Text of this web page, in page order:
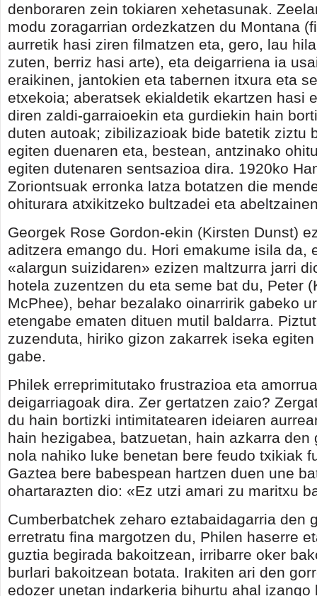
denboraren zein tokiaren xehetasunak.
modu zoragarrian ordezkatzen du Montana
aurretik hasi ziren filmatzen eta, gero, lau
zuten, berriz hasi arte), eta deigarriena ia
eraikinen, jantokien eta tabernen itxura eta
etxekoia; aberatsek ekialdetik ekartzen hasi
diren zaldi-garraioekin eta gurdiekin hain
duten autoak; zibilizazioak bide batetik ziztu
egiten duenaren eta, bestean, antzinako
egiten dutenaren sentsazioa dira. 1920ko
Zoriontsuak erronka latza botatzen die
ohiturara atxikitzeko bultzadei eta
Georgek Rose Gordon-ekin (Kirsten Dunst)
aditzera emango du. Hori emakume isila da,
«alargun suizidaren» ezizen maltzurra jarri
hotela zuzentzen du eta seme bat du, Peter
McPhee), behar bezalako oinarririk gabeko
etengabe ematen dituen mutil baldarra.
zuzenduta, hiriko gizon zakarrek iseka
gabe.
Philek erreprimitutako frustrazioa eta
deigarriagoak dira. Zer gertatzen zaio?
du hain bortizki intimitatearen ideiaren
hain hezigabea, batzuetan, hain azkarra den
nola nahiko luke benetan bere feudo txikiak
Gaztea bere babespean hartzen duen une
ohartarazten dio: «Ez utzi amari zu maritxu
Cumberbatchek zeharo eztabaidagarria den
erretratu fina margotzen du, Philen haserre
guztia begirada bakoitzean, irribarre oker
burlari bakoitzean botata. Irakiten ari den
edozer unetan indarkeria bihurtu ahal izango